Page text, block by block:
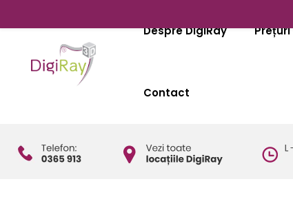
Despre DigiRay Prețuri
Contact